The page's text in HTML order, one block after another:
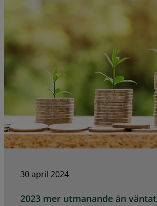
30 april 2024
2023 mer utmanande än väntat